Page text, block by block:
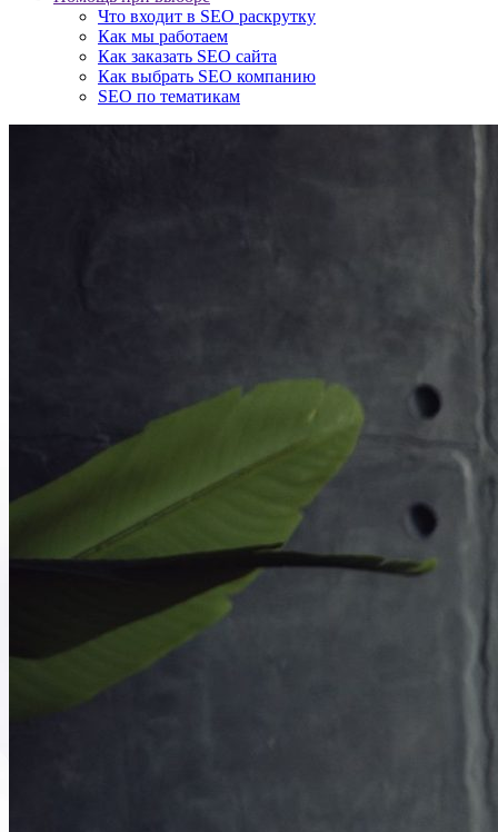
Что входит в SEO раскрутку
Как мы работаем
Как заказать SEO сайта
Как выбрать SEO компанию
SEO по тематикам